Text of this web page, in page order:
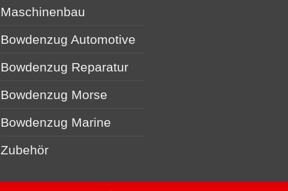
Maschinenbau
Bowdenzug Automotive
Bowdenzug Reparatur
Bowdenzug Morse
Bowdenzug Marine
Zubehör